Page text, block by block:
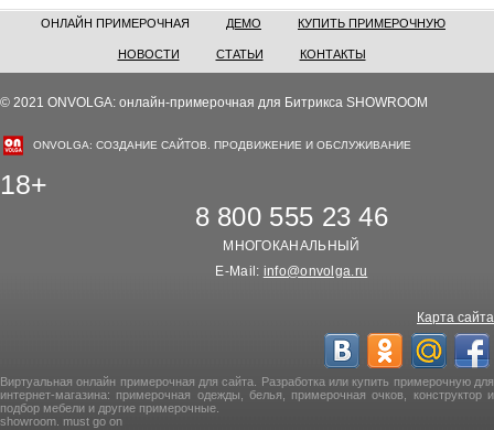
ОНЛАЙН ПРИМЕРОЧНАЯ ДЕМО КУПИТЬ ПРИМЕРОЧНУЮ
НОВОСТИ СТАТЬИ КОНТАКТЫ
© 2021 ONVOLGA: онлайн-примерочная для Битрикса SHOWROOM
ONVOLGA: СОЗДАНИЕ САЙТОВ. ПРОДВИЖЕНИЕ И ОБСЛУЖИВАНИЕ
18+
8 800 555 23 46
МНОГОКАНАЛЬНЫЙ
E-Mail: info@onvolga.ru
Карта сайта
Виртуальная онлайн примерочная для сайта. Разработка или купить примерочную для
интернет-магазина: примерочная одежды, белья, примерочная очков, конструктор и
подбор мебели и другие примерочные.
showroom. must go on